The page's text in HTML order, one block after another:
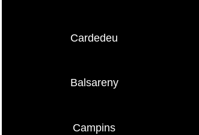
Cardedeu
Balsareny
Campins